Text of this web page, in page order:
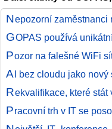
Nepozorní zaměstnanci
GOPAS používá
Pozor na falešné WiFi
AI bez cloudu jako
Rekvalifikace, které
Pracovní trh v IT se